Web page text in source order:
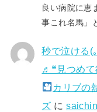
良い病院に恵
事これ名馬」
秒で泣ける(⁠
♬❝見つめて
カリブの
ズ にsaichin